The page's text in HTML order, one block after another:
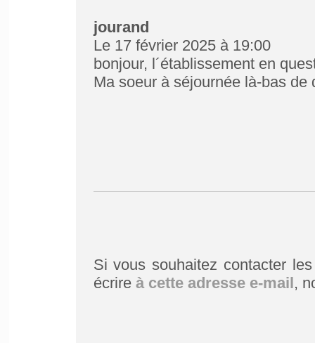
jourand
Le 17 février 2025 à 19:00
bonjour, l´établissement en
Ma soeur à séjournée là-bas de
Si vous souhaitez contacter
écrire à cette adresse e-mail,